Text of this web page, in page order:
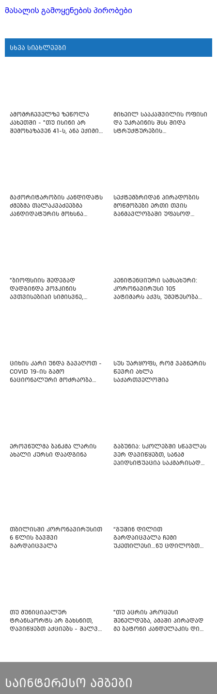
მასალის გამოყენების პირობები
სხვა სიახლეები
ამომრჩეველზე ზეწოლა
კახეთში - "თუ ისინი არ
შემოხაზავენ 41-ს, ანა ექიმის
მიხეილ სააკაშვილის ოფისი
და უკრაინის შსს შიდა
სტრუქტურების
მაჟორიტარობის კანდიდატს
ძმებმა თალაკვაძეებმა
კანდიდატურის მოხსნა
სექტემბრიდან პირადობის
მოწმობები ერთი თვის
განმავლობაში უფასოდ
"ბიოფსიის შედეგად
დადგინდა ჰოჯკინის
ავთვისებიაი სიმისვნე,
პენიტენციური სამსახური:
კორონავირუსი 105
პატიმარს აქვს, უმეტესობა
ციხის კარი უნდა გავაღოთ -
COVID 19-ის გამო
ნაციონალური მოძრაობა
სუს უარყოფს, რომ ვაგნერის
წევრი ახლა
საქართველოშია
ეროვნულმა ბანკმა ლარის
ახალი კურსი დაადგინა
გაბუნია: სკოლებში სწავლას
ვერ დავიწყებთ, სანამ
ეპიდსიტუაცია საკმარისად
თბილისში კორონავირუსით
6 წლის ბავშვი
გარდაიცვალა
“გუშინ დილით
გარდაიცვალა ჩემი
უკეთილესი…ნუ ცდილობთ
თუ მუნიციპალურ
ტრანსპორტს არ გახსნით,
დავიწყებთ აქციებს - შალვა
"თუ აცრის პროცესი
შენელდება, ამაში პირადად
მე ბატონი კანდელაკის დიდ
საინტერესო ამბები